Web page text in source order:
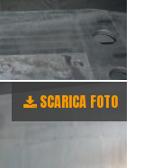
SCARICA FOTO